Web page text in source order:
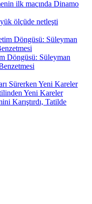
ölçüde netleşti
Döngüsü: Süleyman
Karıştırdı, Tatilde